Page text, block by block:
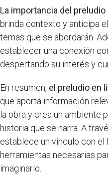
La importancia del preludio
brinda contexto y anticipa
temas que se abordarán.
establecer una conexión
despertando su interés y
En resumen, el preludio en
que aporta información
la obra y crea un ambiente
historia que se narra. A
establece un vínculo con
herramientas necesarias
imaginario.